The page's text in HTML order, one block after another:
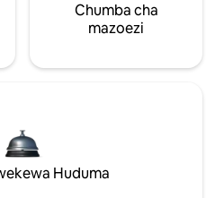
Chumba cha
mazoezi
Huduma